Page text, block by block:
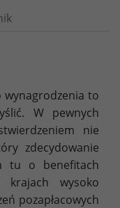
wynagrodzenia to
W pewnych
nie
zdecydowanie
tu o benefitach
krajach wysoko
pozapłacowych